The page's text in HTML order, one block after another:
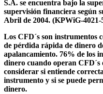
S.A. se encuentra bajo la
supervisión financiera según
Abril de 2004. (KPWiG-4021-
Los CFD´s son instrumentos
de pérdida rápida de dinero
apalancamiento. 76% de los
dinero cuando operan CFD´s
considerar si entiende
instrumento y si se puede
dinero.